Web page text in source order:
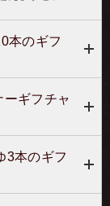
ルで頂き、ア
に相応しくな
的に移籍させ
18時30分 在
）をもって締
新人ホストを
紋章・あんし
と致します。
す。又、併せ
たら、理由を
バルトレージ
させて頂きま
本のギフ
ギフチャ
3本のギフ